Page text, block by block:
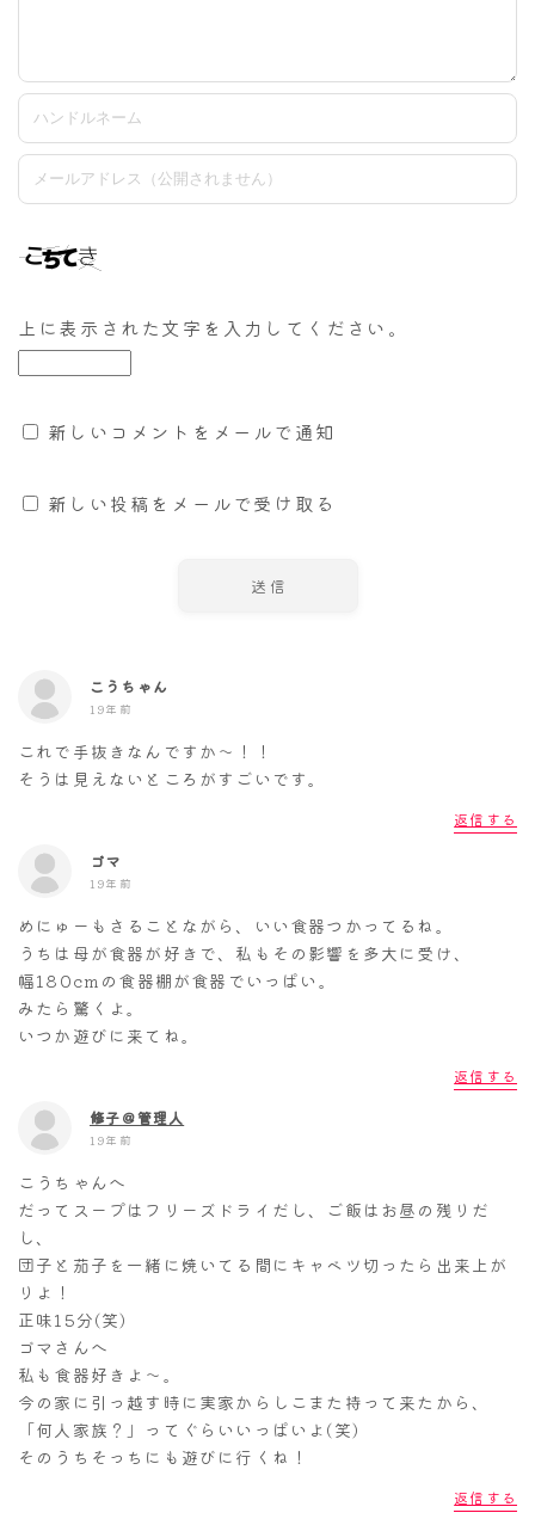
上に表示された文字を入力してください。
新しいコメントをメールで通知
新しい投稿をメールで受け取る
こうちゃん
19年前
これで手抜きなんですか～！！
そうは見えないところがすごいです。
返信する
ゴマ
19年前
めにゅーもさることながら、いい食器つかってるね。
うちは母が食器が好きで、私もその影響を多大に受け、
幅180cmの食器棚が食器でいっぱい。
みたら驚くよ。
いつか遊びに来てね。
返信する
修子＠管理人
19年前
こうちゃんへ
だってスープはフリーズドライだし、ご飯はお昼の残りだ
し、
団子と茄子を一緒に焼いてる間にキャベツ切ったら出来上が
りよ！
正味15分(笑)
ゴマさんへ
私も食器好きよ～。
今の家に引っ越す時に実家からしこまた持って来たから、
「何人家族？」ってぐらいいっぱいよ(笑)
そのうちそっちにも遊びに行くね！
返信する